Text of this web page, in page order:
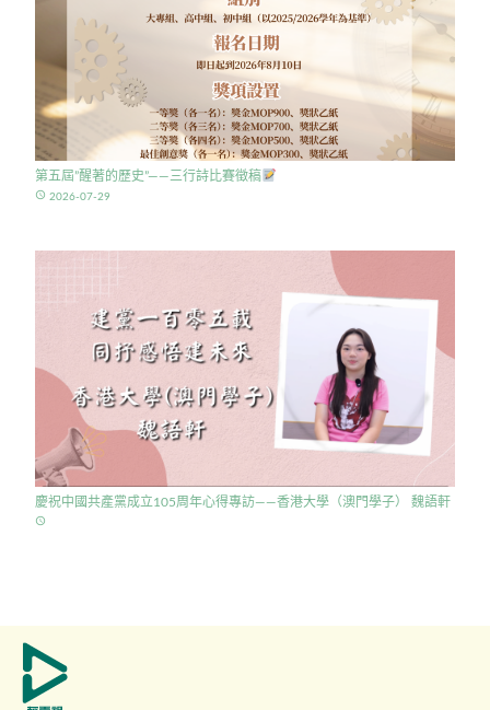
第五屆”醒著的歷史”——三行詩比賽徵稿
access_time 2026-07-29
慶祝中國共產黨成立105周年心得專訪——香港大學（澳門學子） 魏語軒
access_time